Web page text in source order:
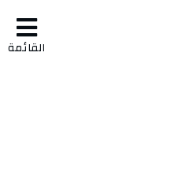
القائمة